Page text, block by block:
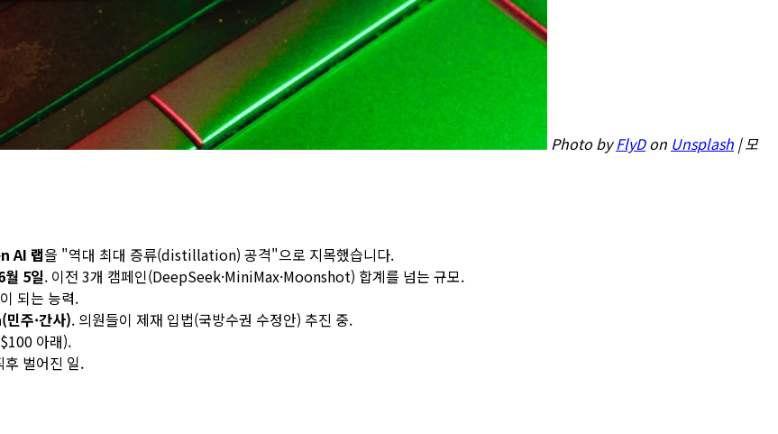
Photo byFlyDon Unsplash | 모
AI 랩을 "역대 최대 증류(distillation) 공격"으로 지목했습니다.
5일. 이전 3개 캠페인(DeepSeek·MiniMax·Moonshot) 합계를 넘는 규모.
되는 능력.
주·간사). 의원들이 제재 입법(국방수권 수정안) 추진 중.
아래).
벌어진 일.